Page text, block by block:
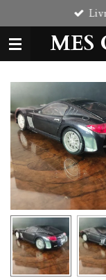
au
contenu
principal
MES